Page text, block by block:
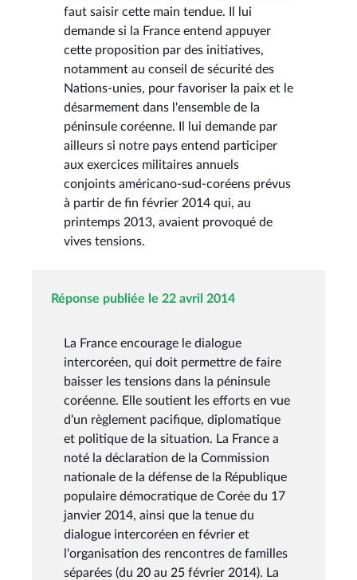
faut saisir cette main tendue. Il lui
demande si la France entend appuyer
cette proposition par des initiatives,
notamment au conseil de sécurité des
Nations-unies, pour favoriser la paix et le
désarmement dans l'ensemble de la
péninsule coréenne. Il lui demande par
ailleurs si notre pays entend participer
aux exercices militaires annuels
conjoints américano-sud-coréens prévus
à partir de fin février 2014 qui, au
printemps 2013, avaient provoqué de
vives tensions.
Réponse publiée le 22 avril 2014
La France encourage le dialogue
intercoréen, qui doit permettre de faire
baisser les tensions dans la péninsule
coréenne. Elle soutient les efforts en vue
d'un règlement pacifique, diplomatique
et politique de la situation. La France a
noté la déclaration de la Commission
nationale de la défense de la République
populaire démocratique de Corée du 17
janvier 2014, ainsi que la tenue du
dialogue intercoréen en février et
l'organisation des rencontres de familles
séparées (du 20 au 25 février 2014). La